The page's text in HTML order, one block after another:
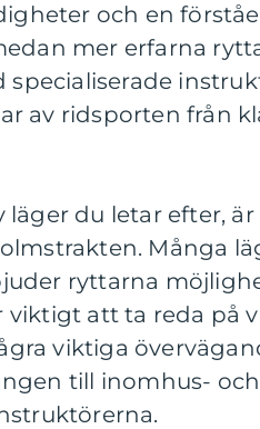
och en
mer erfarna
av ridsporten från
läger du letar efter,
Många
ryttarna
viktigt att ta reda på
viktiga
till inomhus-